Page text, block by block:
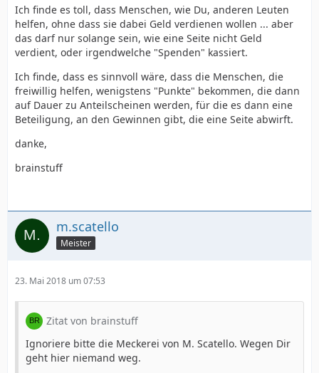
Ich finde es toll, dass Menschen, wie Du, anderen Leuten
helfen, ohne dass sie dabei Geld verdienen wollen ... aber
das darf nur solange sein, wie eine Seite nicht Geld
verdient, oder irgendwelche "Spenden" kassiert.
Ich finde, dass es sinnvoll wäre, dass die Menschen, die
freiwillig helfen, wenigstens "Punkte" bekommen, die dann
auf Dauer zu Anteilscheinen werden, für die es dann eine
Beteiligung, an den Gewinnen gibt, die eine Seite abwirft.
danke,
brainstuff
m.scatello
Meister
23. Mai 2018 um 07:53
Zitat von brainstuff
Ignoriere bitte die Meckerei von M. Scatello. Wegen Dir
geht hier niemand weg.